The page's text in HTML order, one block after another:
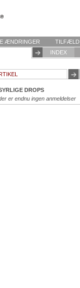
ÆNDRINGER
INDEX
DROPS
er endnu ingen anmeldelser